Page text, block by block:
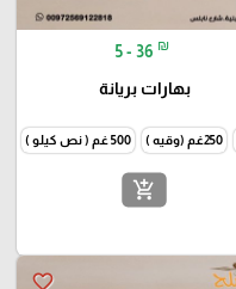
5 - 36 ₪
بهارات بريانة
250غم (وقيه ) 500 غم ( نص كيلو )
add_shopping_cart
favorite_border